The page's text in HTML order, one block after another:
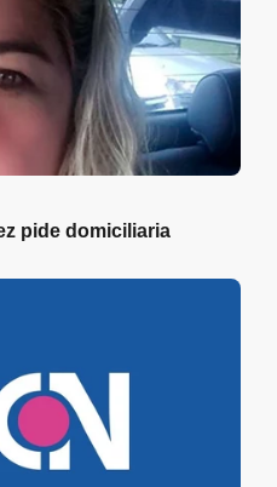
pide domiciliaria